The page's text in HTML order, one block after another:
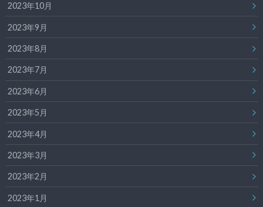
2023年10月
2023年9月
2023年8月
2023年7月
2023年6月
2023年5月
2023年4月
2023年3月
2023年2月
2023年1月